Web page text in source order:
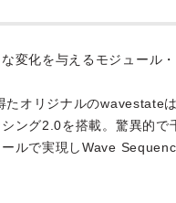
変化を与えるモジュール・
たオリジナルのwavestate
ング2.0を搭載。驚異的で
ルで実現しWave